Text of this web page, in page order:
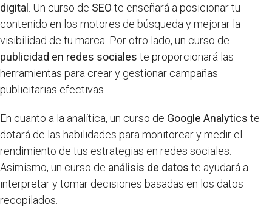
digital . Un curso de SEO te enseñará a posicionar tu
contenido en los motores de búsqueda y mejorar la
visibilidad de tu marca. Por otro lado, un curso de
publicidad en redes sociales te proporcionará las
herramientas para crear y gestionar campañas
publicitarias efectivas.
En cuanto a la analítica, un curso de Google Analytics te
dotará de las habilidades para monitorear y medir el
rendimiento de tus estrategias en redes sociales.
Asimismo, un curso de análisis de datos te ayudará a
interpretar y tomar decisiones basadas en los datos
recopilados.